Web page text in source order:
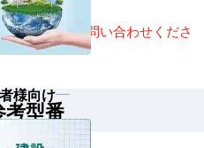
。詳細はお問い合わせくださ
型番
様向け